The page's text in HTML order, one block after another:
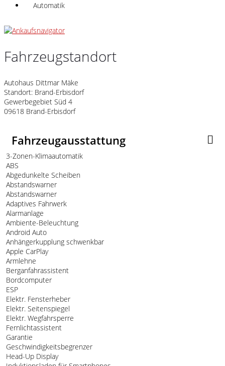
Automatik
Fahrzeugstandort
Autohaus Dittmar Mäke
Standort: Brand-Erbisdorf
Gewerbegebiet Süd 4
09618 Brand-Erbisdorf
Fahrzeugausstattung
3-Zonen-Klimaautomatik
ABS
Abgedunkelte Scheiben
Abstandswarner
Abstandswarner
Adaptives Fahrwerk
Alarmanlage
Ambiente-Beleuchtung
Android Auto
Anhängerkupplung schwenkbar
Apple CarPlay
Armlehne
Berganfahrassistent
Bordcomputer
ESP
Elektr. Fensterheber
Elektr. Seitenspiegel
Elektr. Wegfahrsperre
Fernlichtassistent
Garantie
Geschwindigkeitsbegrenzer
Head-Up Display